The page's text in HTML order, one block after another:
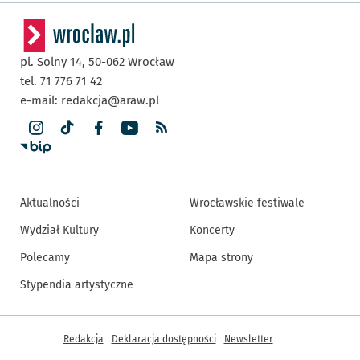
pl. Solny 14, 50-062 Wrocław
tel. 71 776 71 42
e-mail: redakcja@araw.pl
Aktualności
Wydział Kultury
Polecamy
Stypendia artystyczne
Wrocławskie festiwale
Koncerty
Mapa strony
Inne informacje
Redakcja Deklaracja dostępności Newsletter